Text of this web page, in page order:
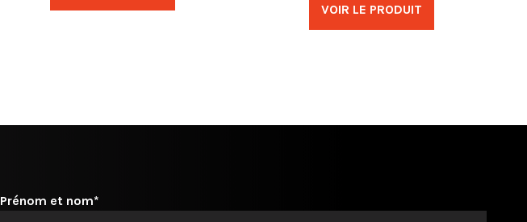
VOIR LE PRODUIT
Prénom et nom*